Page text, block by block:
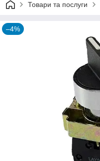
Товари та послуги
–4%